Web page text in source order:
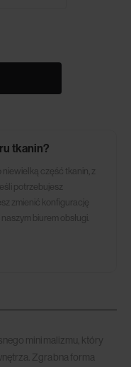
tkanin?
część tkanin, z
potrzebujesz
zmienić konfigurację
biurem obsługi.
minimalizmu, który
Zgrabna forma